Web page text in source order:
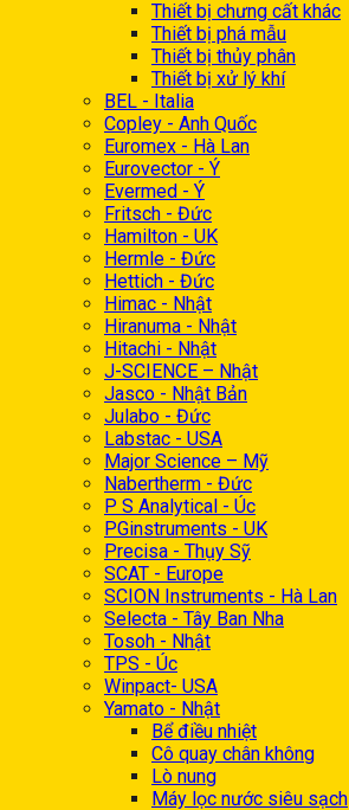
Thiết bị chưng cất khác
Thiết bị phá mẫu
Thiết bị thủy phân
Thiết bị xử lý khí
BEL - Italia
Copley - Anh Quốc
Euromex - Hà Lan
Eurovector - Ý
Evermed - Ý
Fritsch - Đức
Hamilton - UK
Hermle - Đức
Hettich - Đức
Himac - Nhật
Hiranuma - Nhật
Hitachi - Nhật
J-SCIENCE – Nhật
Jasco - Nhật Bản
Julabo - Đức
Labstac - USA
Major Science – Mỹ
Nabertherm - Đức
P S Analytical - Úc
PGinstruments - UK
Precisa - Thụy Sỹ
SCAT - Europe
SCION Instruments - Hà Lan
Selecta - Tây Ban Nha
Tosoh - Nhật
TPS - Úc
Winpact- USA
Yamato - Nhật
Bể điều nhiệt
Cô quay chân không
Lò nung
Máy lọc nước siêu sạch